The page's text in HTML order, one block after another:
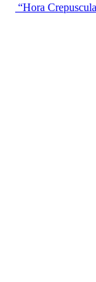
“Hora